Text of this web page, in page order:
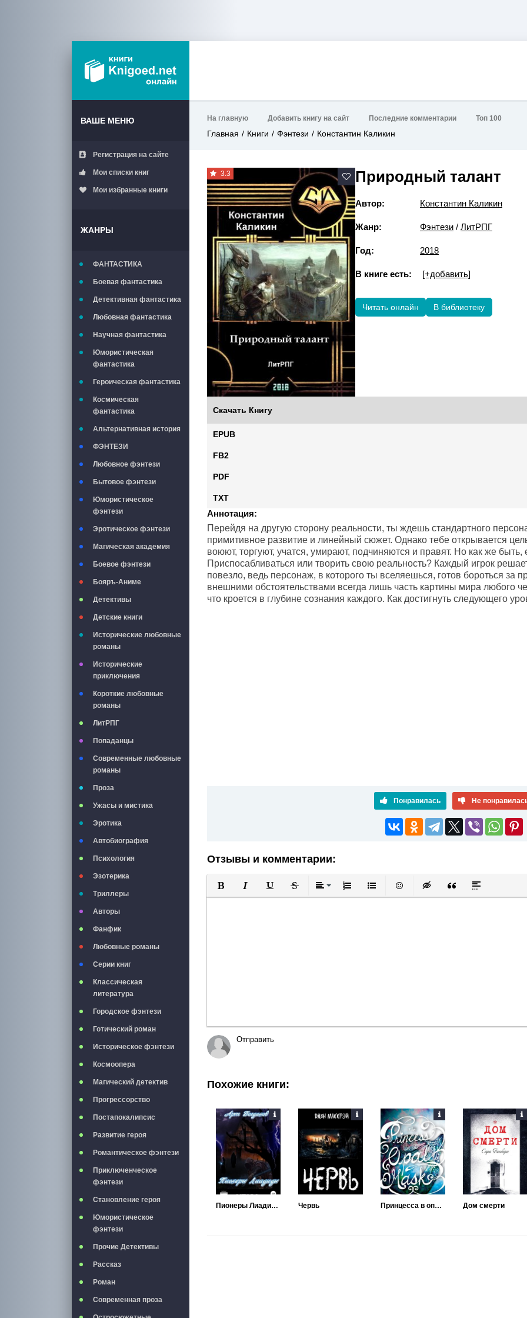
ВАШЕ МЕНЮ
Регистрация на сайте
Мои списки книг
Мои избранные книги
ЖАНРЫ
ФАНТАСТИКА
Боевая фантастика
Детективная фантастика
Любовная фантастика
Научная фантастика
Юмористическая
фантастика
Героическая фантастика
Космическая
фантастика
Альтернативная история
ФЭНТЕЗИ
Любовное фэнтези
Бытовое фэнтези
Юмористическое
фэнтези
Эротическое фэнтези
Магическая академия
Боевое фэнтези
Бояръ-Аниме
Детективы
Детские книги
Исторические любовные
романы
Исторические
приключения
Короткие любовные
романы
ЛитРПГ
Попаданцы
Современные любовные
романы
Проза
Ужасы и мистика
Эротика
Автобиография
Психология
Эзотерика
Триллеры
Авторы
Фанфик
Любовные романы
Серии книг
Классическая
литература
Городское фэнтези
Готический роман
Историческое фэнтези
Космоопера
Магический детектив
Прогрессорство
Постапокалипсис
Развитие героя
Романтическое фэнтези
Приключенческое
фэнтези
Становление героя
Юмористическое
фэнтези
Прочие Детективы
Рассказ
Роман
Современная проза
На главную Добавить книгу на сайт Последние комментарии Топ 100
Главная Книги Фэнтези Константин Каликин
3.3 Природный талант
Автор: Константин Каликин
Жанр: Фэнтези / ЛитРПГ
Год: 2018
В книге есть: [+добавить]
Читать онлайн В библиотеку
Скачать Книгу
EPUB
FB2
PDF
TXT
Аннотация:
Перейдя на другую сторону реальности, ты ждешь стандартного
примитивное развитие и линейный сюжет. Однако тебе открывается
воюют, торгуют, учатся, умирают, подчиняются и правят. Но как же быть,
Приспосабливаться или творить свою реальность? Каждый игрок
повезло, ведь персонаж, в которого ты вселяешься, готов бороться за
внешними обстоятельствами всегда лишь часть картины мира любого
что кроется в глубине сознания каждого. Как достигнуть следующего
Понравилась Не
Отзывы и комментарии:
Полужирный
КурсивПодчеркнутый
ЗачеркнутыйВыравнивание
Нумерованный список
Маркированный список
Вставить смайлик
Вставка скрытого текста
Вставка цитаты
Вставка
Отправить
Похожие книги:
Пионеры Лиадиды Червь Принцесса в опаловой маске Дом смерти